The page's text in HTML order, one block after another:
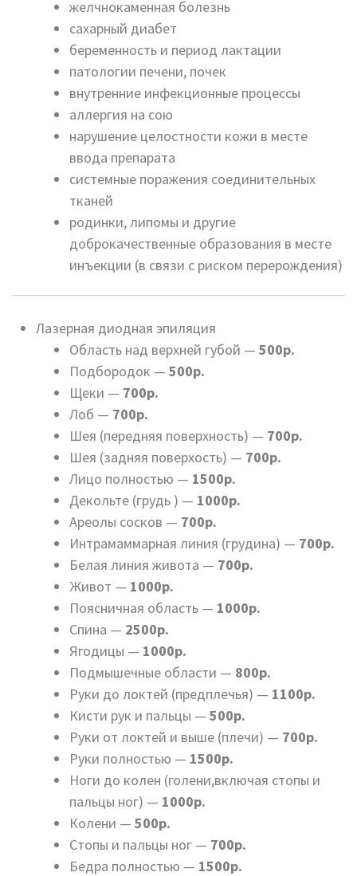
желчнокаменная болезнь
сахарный диабет
беременность и период лактации
патологии печени, почек
внутренние инфекционные процессы
аллергия на сою
нарушение целостности кожи в месте
ввода препарата
системные поражения соединительных
тканей
родинки, липомы и другие
доброкачественные образования в месте
инъекции (в связи с риском перерождения)
Лазерная диодная эпиляция
Область над верхней губой — 500р.
Подбородок — 500р.
Щеки — 700р.
Лоб — 700р.
Шея (передняя поверхность) — 700р.
Шея (задняя поверхость) — 700р.
Лицо полностью — 1500р.
Декольте (грудь ) — 1000р.
Ареолы сосков — 700р.
Интрамаммарная линия (грудина) — 700р.
Белая линия живота — 700р.
Живот — 1000р.
Поясничная область — 1000р.
Спина — 2500р.
Ягодицы — 1000р.
Подмышечные области — 800р.
Руки до локтей (предплечья) — 1100р.
Кисти рук и пальцы — 500р.
Руки от локтей и выше (плечи) — 700р.
Руки полностью — 1500р.
Ноги до колен (голени,включая стопы и
пальцы ног) — 1000р.
Колени — 500р.
Стопы и пальцы ног — 700р.
Бедра полностью — 1500р.